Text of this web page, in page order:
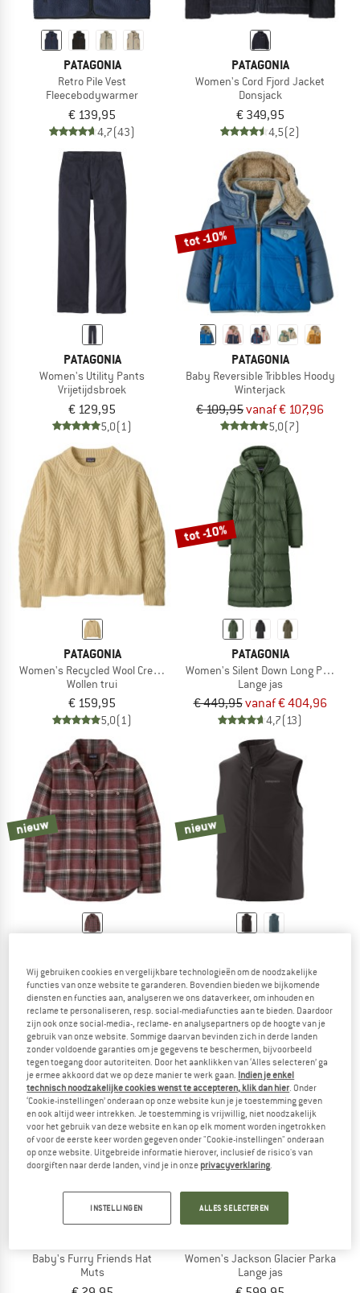
PATAGONIA
Retro Pile Vest
Fleecebodywarmer
€ 139,95
4,7(43)
PATAGONIA
Women's Cord Fjord Jacket
Donsjack
€ 349,95
4,5(2)
PATAGONIA
Women's Utility Pants
Vrijetijdsbroek
€ 129,95
5,0(1)
tot -10%
PATAGONIA
Baby Reversible Tribbles Hoody
Winterjack
€ 109,95vanaf € 107,96
5,0(7)
PATAGONIA
Women's Recycled Wool Crewneck Sweater
Wollen trui
€ 159,95
5,0(1)
tot -10%
PATAGONIA
Women's Silent Down Long Parka
Lange jas
€ 449,95vanaf € 404,96
4,7(13)
nieuw
Overhemd
€ 139,95
4,9(9)
nieuw
Synthetische bodywarmer
€ 179,95
4,7(6)
Baby's Furry Friends Hat
Muts
Women's Jackson Glacier Parka
Lange jas
Wij gebruiken cookies en vergelijkbare technologieën om de noodzakelijke
functies van onze website te garanderen. Bovendien bieden we bijkomende
diensten en functies aan, analyseren we ons dataverkeer, om inhouden en
reclame te personaliseren, resp. social-mediafuncties aan te bieden. Daardoor
zijn ook onze social-media-, reclame- en analysepartners op de hoogte van je
gebruik van onze website. Sommige daarvan bevinden zich in derde landen
zonder voldoende garanties om je gegevens te beschermen, bijvoorbeeld
tegen toegang door autoriteiten. Door het aanklikken van ‘Alles selecteren’ ga
je ermee akkoord dat we op deze manier te werk gaan. Indien je enkel
technisch noodzakelijke cookies wenst te accepteren, klik dan hier . Onder
‘Cookie-instellingen’ onderaan op onze website kun je je toestemming geven
en ook altijd weer intrekken. Je toestemming is vrijwillig, niet noodzakelijk
voor het gebruik van deze website en kan op elk moment worden ingetrokken
of voor de eerste keer worden gegeven onder "Cookie-instellingen" onderaan
op onze website. Uitgebreide informatie hierover, inclusief de risico's van
doorgiften naar derde landen, vind je in onze privacyverklaring
INSTELLINGEN ALLES SELECTEREN